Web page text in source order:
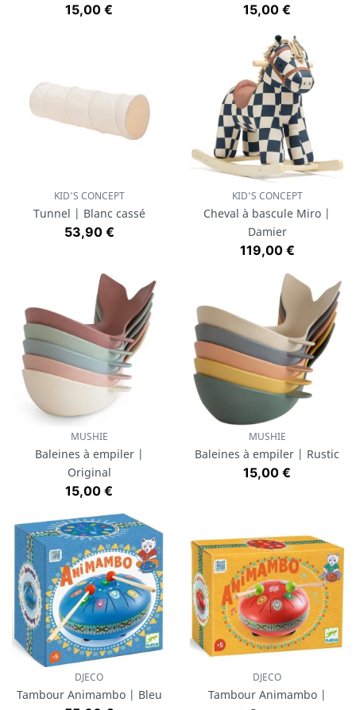
Prix
15,00 € Prix
15,00 €
KID'S CONCEPT
Tunnel | Blanc cassé
Prix
53,90 €
KID'S CONCEPT
Cheval à bascule Miro |
Damier
Prix
119,00 €
MUSHIE
Baleines à empiler |
Original
Prix
15,00 €
MUSHIE
Baleines à empiler | Rustic
Prix
15,00 €
DJECO
Tambour Animambo | Bleu
DJECO
Tambour Animambo |